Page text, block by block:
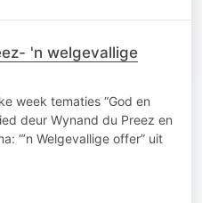
'n welgevallige
week tematies “God en
deur Wynand du Preez en
“’n Welgevallige offer” uit